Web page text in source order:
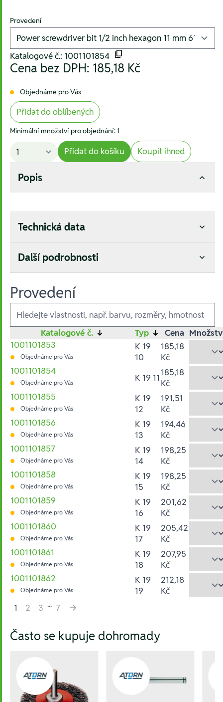
Provedení
Katalogové č.: 1001101854
Cena bez DPH: 185,18 Kč
Objednáme pro Vás
Přidat do oblíbených
Minimální množství pro objednání: 1
Přidat do košíku Koupit ihned
Popis
Technická data
Další podrobnosti
Provedení
Ausführungen
Katalogové č. ↓ Typ ↓ Cena
1001101853
Objednáme pro Vás
K 19
10
185,18
Kč
1001101854
Objednáme pro Vás K 19 11 185,18
Kč
1001101855
Objednáme pro Vás
K 19
12
191,51
Kč
1001101856
Objednáme pro Vás
K 19
13
194,46
Kč
1001101857
Objednáme pro Vás
K 19
14
198,25
Kč
1001101858
Objednáme pro Vás
K 19
15
198,25
Kč
1001101859
Objednáme pro Vás
K 19
16
201,62
Kč
1001101860
Objednáme pro Vás
K 19
17
205,42
Kč
1001101861
Objednáme pro Vás
K 19
18
207,95
Kč
1001101862
Objednáme pro Vás
K 19
19
212,18
Kč
1
2 3 ... 7
Často se kupuje dohromady